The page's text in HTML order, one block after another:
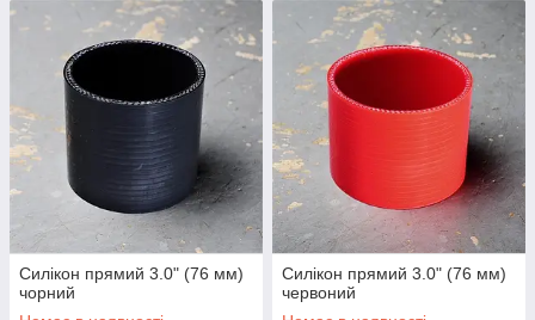
Силікон прямий 3.0" (76 мм)
чорний
Силікон прямий 3.0" (76 мм)
червоний